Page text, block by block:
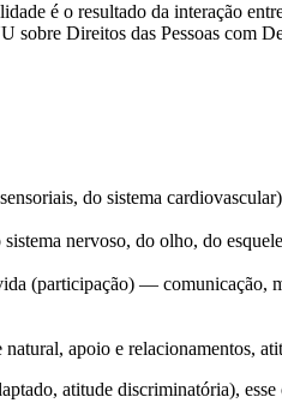
é o resultado da interação
sobre Direitos das Pessoas com
do sistema
nervoso, do olho, do
(participação) — comunicação,
apoio e relacionamentos,
atitude discriminatória),